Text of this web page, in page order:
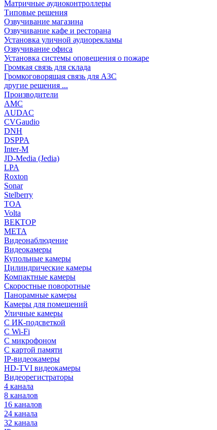
Матричные аудиоконтроллеры
Типовые решения
Озвучивание магазина
Озвучивание кафе и ресторана
Установка уличной аудиорекламы
Озвучивание офиса
Установка системы оповещения о пожаре
Громкая связь для склада
Громкоговорящая связь для АЗС
другие решения ...
Производители
AMC
AUDAC
CVGaudio
DNH
DSPPA
Inter-M
JD-Media (Jedia)
LPA
Roxton
Sonar
Stelberry
TOA
Volta
ВЕКТОР
МЕТА
Видеонаблюдение
Видеокамеры
Купольные камеры
Цилиндрические камеры
Компактные камеры
Скоростные поворотные
Панорамные камеры
Камеры для помещений
Уличные камеры
С ИК-подсветкой
С Wi-Fi
С микрофоном
С картой памяти
IP-видеокамеры
HD-TVI видеокамеры
Видеорегистраторы
4 канала
8 каналов
16 каналов
24 канала
32 канала